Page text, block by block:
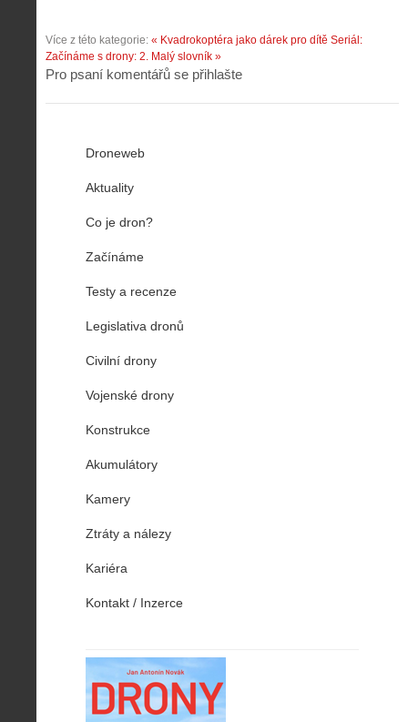
Více z této kategorie: « Kvadrokoptéra jako dárek pro dítě Seriál:
Začínáme s drony: 2. Malý slovník »
Pro psaní komentářů se přihlašte
Droneweb
Aktuality
Co je dron?
Začínáme
Testy a recenze
Legislativa dronů
Civilní drony
Vojenské drony
Konstrukce
Akumulátory
Kamery
Ztráty a nálezy
Kariéra
Kontakt / Inzerce